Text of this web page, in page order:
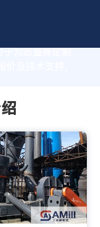
为您量身定制
及技术支持，